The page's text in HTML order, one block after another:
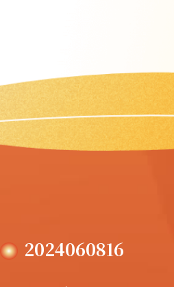
2024060816